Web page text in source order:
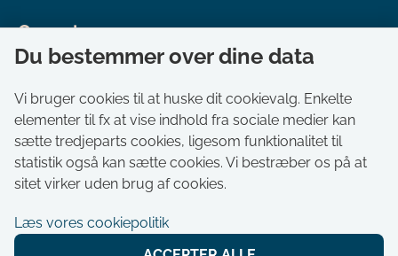
Genveje
Om kommunen
Aktuelt
Akut hjælp
Bestil tid i Borgerservice
Ledige stillinger
Selvbetjening
Du bestemmer over dine data
Vi bruger cookies til at huske dit cookievalg. Enkelte
elementer til fx at vise indhold fra sociale medier kan
sætte tredjeparts cookies, ligesom funktionalitet til
statistik også kan sætte cookies. Vi bestræber os på at
sitet virker uden brug af cookies.
Læs vores cookiepolitik